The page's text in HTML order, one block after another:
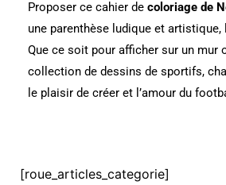
Proposer ce cahier de coloriage de
une parenthèse ludique et artistique,
Que ce soit pour afficher sur un mur
collection de dessins de sportifs,
le plaisir de créer et l’amour du
[roue_articles_categorie]